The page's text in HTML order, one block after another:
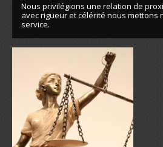
Nous privilégions une relation de
avec rigueur et célérité nous mettons
service.